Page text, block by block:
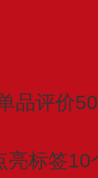
品评价
亮标签10